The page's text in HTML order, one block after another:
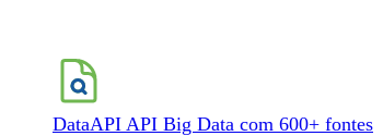
DataAPI API Big Data com 600+ fontes